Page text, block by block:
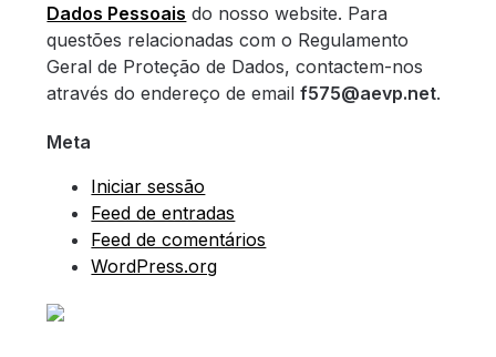
Dados Pessoais do nosso website. Para
questões relacionadas com o Regulamento
Geral de Proteção de Dados, contactem-nos
através do endereço de emailf575@aevp.net.
Meta
Iniciar sessão
Feed de entradas
Feed de comentários
WordPress.org